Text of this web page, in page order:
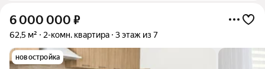
6 000 000 ₽
62,5 м² 2-комн. квартира 3 этаж из 7
новостройка